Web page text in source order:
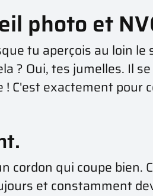
photo et
tu aperçois au loin le
? Oui, tes jumelles. Il
C'est exactement pour
cordon qui coupe bien.
et constamment